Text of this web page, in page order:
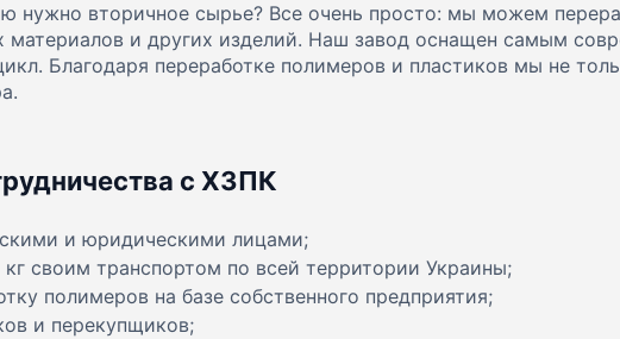
нужно вторичное сырье? Все очень просто: мы можем
материалов и других изделий. Наш завод оснащен самым
Благодаря переработке полимеров и пластиков мы не
с ХЗПК
и юридическими лицами;
своим транспортом по всей территории Украины;
полимеров на базе собственного предприятия;
и перекупщиков;